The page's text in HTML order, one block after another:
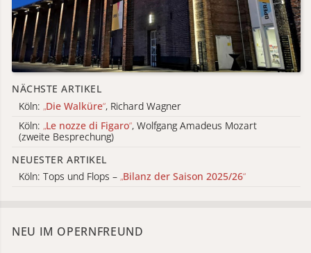
NÄCHSTE ARTIKEL
Köln: „Die Walküre“, Richard Wagner
Köln: „Le nozze di Figaro“, Wolfgang Amadeus Mozart
(zweite Besprechung)
NEUESTER ARTIKEL
Köln: Tops und Flops – „Bilanz der Saison 2025/26“
NEU IM OPERNFREUND